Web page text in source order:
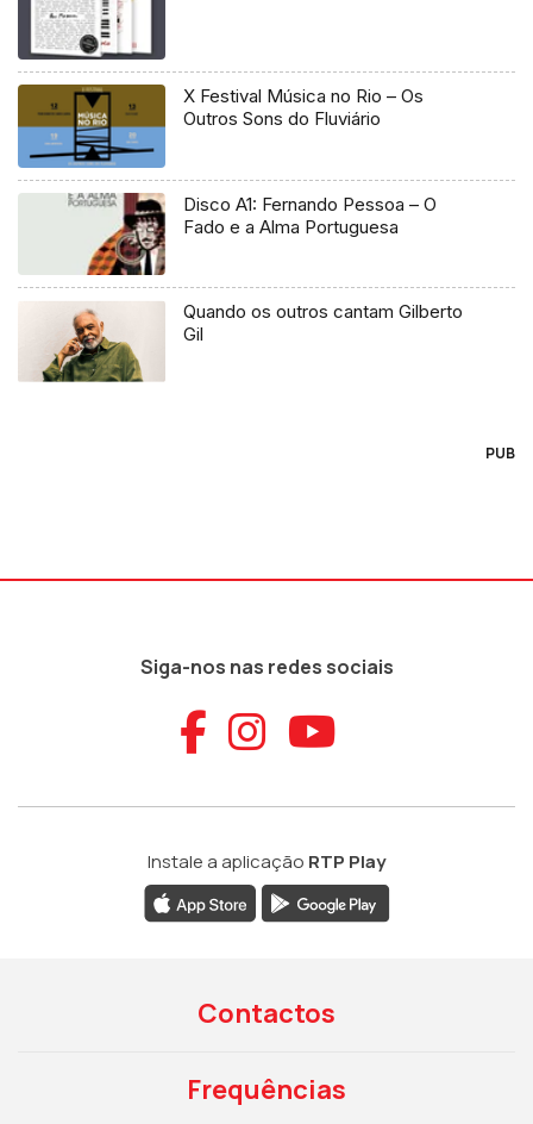
X Festival Música no Rio – Os
Outros Sons do Fluviário
Disco A1: Fernando Pessoa – O
Fado e a Alma Portuguesa
Quando os outros cantam Gilberto
Gil
PUB
Siga-nos nas redes sociais
Aceder ao
Aceder ao
Aceder
Instale a aplicação RTP Play
Contactos
Frequências